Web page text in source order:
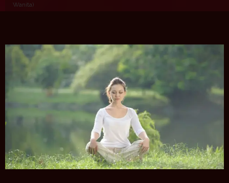
Wanita)